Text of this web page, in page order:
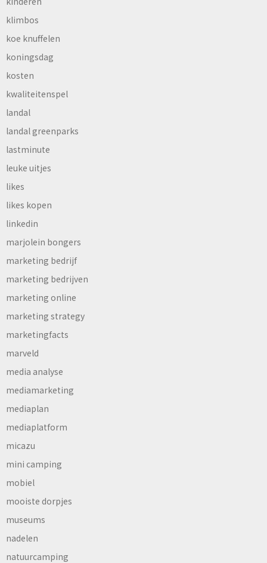
klimbos
koe knuffelen
koningsdag
kosten
kwaliteitenspel
landal
landal greenparks
lastminute
leuke uitjes
likes
likes kopen
linkedin
marjolein bongers
marketing bedrijf
marketing bedrijven
marketing online
marketing strategy
marketingfacts
marveld
media analyse
mediamarketing
mediaplan
mediaplatform
micazu
mini camping
mobiel
mooiste dorpjes
museums
nadelen
natuurcamping